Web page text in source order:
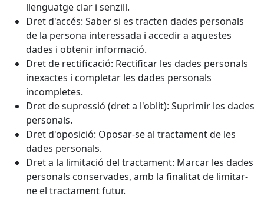
llenguatge clar i senzill.
Dret d'accés: Saber si es tracten dades personals
de la persona interessada i accedir a aquestes
dades i obtenir informació.
Dret de rectificació: Rectificar les dades personals
inexactes i completar les dades personals
incompletes.
Dret de supressió (dret a l'oblit): Suprimir les dades
personals.
Dret d'oposició: Oposar-se al tractament de les
dades personals.
Dret a la limitació del tractament: Marcar les dades
personals conservades, amb la finalitat de limitar-
ne el tractament futur.